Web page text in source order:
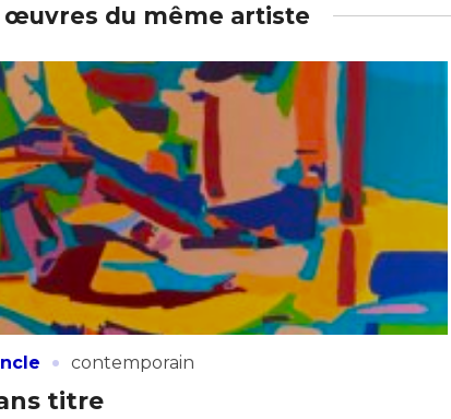
œuvres du même artiste
· contemporain
titre